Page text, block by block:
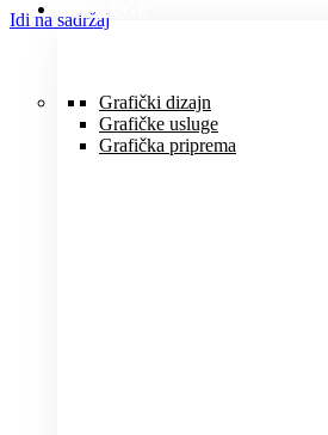
Idi na sadržajUSLUGE
Grafički dizajn
Grafičke usluge
Grafička priprema